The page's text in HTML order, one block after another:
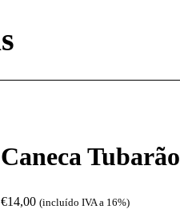
Caneca Tubarão
€14,00 (incluído IVA a 16%)